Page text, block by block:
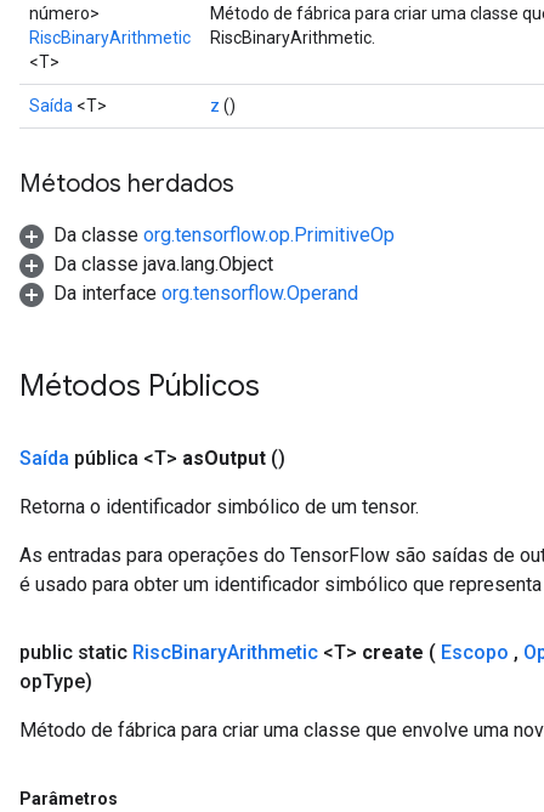
número>
RiscBinaryArithmetic
<T>
Método de fábrica para criar uma classe
RiscBinaryArithmetic.
Saída <T> z ()
Métodos herdados
Da classe org.tensorflow.op.PrimitiveOp
Da classe java.lang.Object
Da interface org.tensorflow.Operand
Métodos Públicos
Saída pública <T> asOutput ()
Retorna o identificador simbólico de um tensor.
As entradas para operações do TensorFlow são saídas de
é usado para obter um identificador simbólico que
public static RiscBinaryArithmetic <T> create ( Escopo ,
opType)
Método de fábrica para criar uma classe que envolve uma
Parâmetros